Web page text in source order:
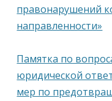
правонарушений
направленности»
Памятка по
юридической
мер по